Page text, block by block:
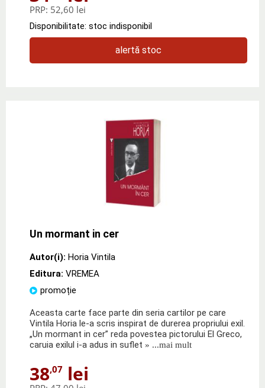
PRP: 52,60 lei
Disponibilitate: stoc indisponibil
alertă stoc
Un mormant in cer
Autor(i): Horia Vintila
Editura: VREMEA
promoție
Aceasta carte face parte din seria cartilor pe care
Vintila Horia le-a scris inspirat de durerea propriului exil.
„Un mormant in cer” reda povestea pictorului El Greco,
caruia exilul i-a adus in suflet » ...mai mult
38,07 lei